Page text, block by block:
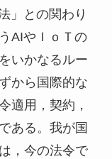
」との関わり
AIやＩｏＴの
いかなるルー
から国際的な
適用，契約，
ある。我が国
，今の法令で